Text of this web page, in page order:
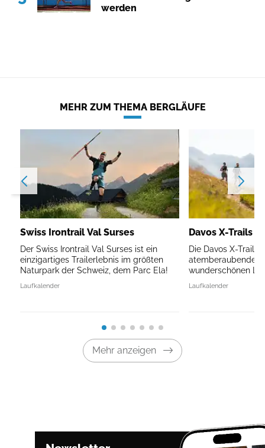
werden
MEHR ZUM THEMA BERGLÄUFE
Swiss Irontrail Val Surses
Der Swiss Irontrail Val Surses ist ein
einzigartiges Trailerlebnis im größten
Naturpark der Schweiz, dem Parc Ela!
Laufkalender
Davos X-Trails
Die Davos X-Trails
atemberaubenden
wunderschönen
Laufkalender
Mehr anzeigen